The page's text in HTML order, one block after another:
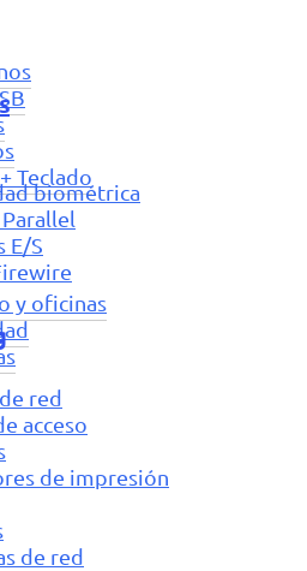
Teclado
y oficinas
biométrica
E/S
red
acceso
de impresión
de red